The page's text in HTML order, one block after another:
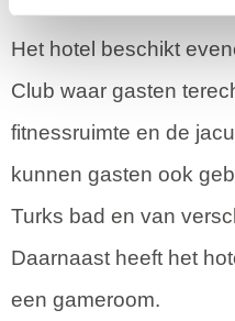
– Activiteiten
Het hotel beschikt
Club waar gasten
fitnessruimte en de
kunnen gasten ook
Turks bad en van
Daarnaast heeft het
een gameroom.